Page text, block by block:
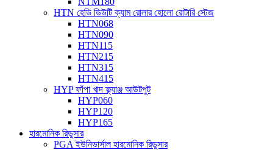
HTN হেভি ডিউটি ​​ক্যাম রোলার হোলো রোটারি স্টেজ
HTN068
HTN090
HTN115
HTN215
HTN315
HTN415
HYP ফাঁপা খাদ ফ্ল্যাঞ্জ আউটপুট
HYP060
HYP120
HYP165
হারমোনিক রিডুসার
PGA ইউনিভার্সাল হারমোনিক রিডুসার